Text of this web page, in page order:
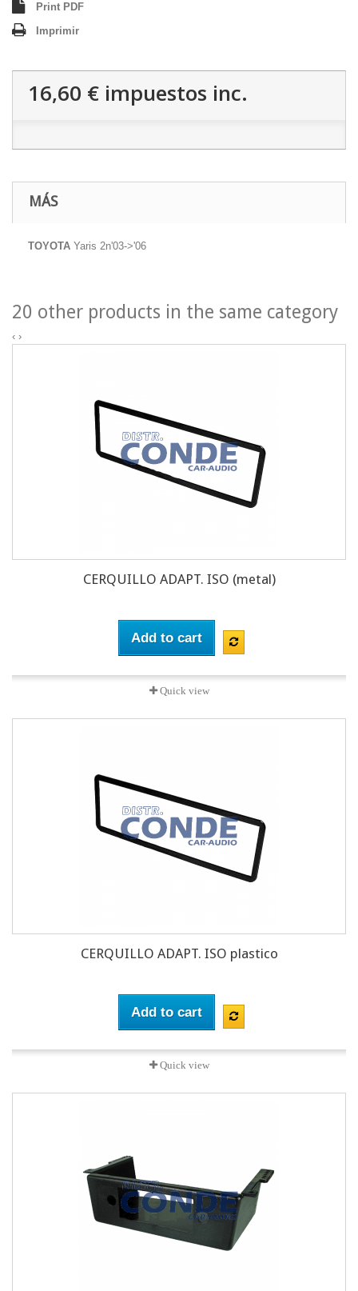
Print PDF
Imprimir
16,60 € impuestos inc.
MÁS
TOYOTA Yaris 2n'03->'06
20 other products in the same category
‹ ›
CERQUILLO ADAPT. ISO (metal)
Add to cart
Quick view
CERQUILLO ADAPT. ISO plastico
Add to cart
Quick view